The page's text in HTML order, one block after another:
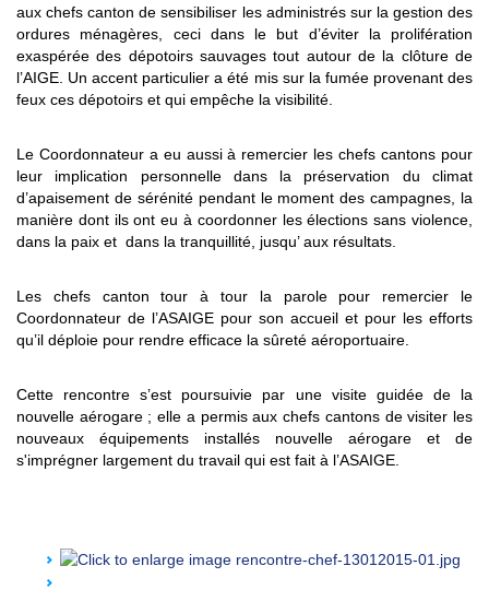
aux chefs canton de sensibiliser les administrés sur la gestion des
ordures ménagères, ceci dans le but d’éviter la prolifération
exaspérée des dépotoirs sauvages tout autour de la clôture de
l’AIGE. Un accent particulier a été mis sur la fumée provenant des
feux ces dépotoirs et qui empêche la visibilité.
Le Coordonnateur a eu aussi à remercier les chefs cantons pour
leur implication personnelle dans la préservation du climat
d’apaisement de sérénité pendant le moment des campagnes, la
manière dont ils ont eu à coordonner les élections sans violence,
dans la paix et dans la tranquillité, jusqu’ aux résultats.
Les chefs canton tour à tour la parole pour remercier le
Coordonnateur de l’ASAIGE pour son accueil et pour les efforts
qu’il déploie pour rendre efficace la sûreté aéroportuaire.
Cette rencontre s’est poursuivie par une visite guidée de la
nouvelle aérogare ; elle a permis aux chefs cantons de visiter les
nouveaux équipements installés nouvelle aérogare et de
s'imprégner largement du travail qui est fait à l’ASAIGE.